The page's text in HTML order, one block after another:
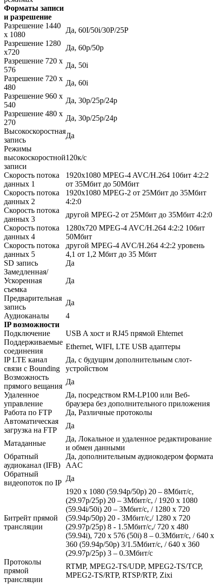
Форматы записи
и разрешение
Разрешение 1440
x 1080
Да, 60I/50i/30P/25P
Разрешение 1280
x720
Да, 60p/50p
Разрешение 720 x
576
Да, 50i
Разрешение 720 x
480
Да, 60i
Разрешение 960 x
540
Да, 30p/25p/24p
Разрешение 480 x
270
Да, 30p/25p/24p
Высокоскоростная
запись
Да
Режимы
высокоскоростной
записи
120к/с
Скорость потока
данных 1
1920x1080 MPEG-4 AVC/H.264 10бит 4:2:2
от 35Мбит до 50Мбит
Скорость потока
данных 2
1920x1080 MPEG-2 от 25Мбит до 35Мбит
4:2:0
Скорость потока
данных 3
другой MPEG-2 от 25Мбит до 35Мбит 4:2:0
Скорость потока
данных 4
1280x720 MPEG-4 AVC/H.264 4:2:2 10бит
50Мбит
Скорость потока
данных 5
другой MPEG-4 AVC/H.264 4:2:2 уровень
4,1 от 1,2 Мбит до 35 Мбит
SD запись
Да
Замедленная/
Ускоренная
съемка
Да
Предварительная
запись
Да
Аудиоканалы
4
IP возможности
Подключение
USB A хост и RJ45 прямой Ehternet
Поддерживаемые
соединения
Ethernet, WIFI, LTE USB адаптеры
IP LTE канал
связи с Bounding
Да, с будущим дополнительным слот-
устройством
Возможность
прямого вещания
Да
Удаленное
управление
Да, посредством RM-LP100 или Веб-
браузера без дополнительного приложения
Работа по FTP
Да, Различные протоколы
Автоматическая
загрузка на FTP
Да
Матаданные
Да, Локальное и удаленное редактирование
и обмен данными
Обратный
аудиоканал (IFB)
Да, дополнительным аудиокодером формата
AAC
Обратный
видеопоток по IP
Да
Битрейт прямой
трансляции
1920 x 1080 (59.94p/50p) 20 – 8Мбит/с,
(29.97p/25p) 20 – 3Мбит/с, / 1920 x 1080
(59.94i/50i) 20 – 3Мбит/с, / 1280 x 720
(59.94p/50p) 20 - 3Мбит/с,/ 1280 x 720
(29.97p/25p) 8 - 1.5Мбит/с,/ 720 x 480
(59.94i), 720 x 576 (50i) 8 – 0.3Мбит/с, / 640 x
360 (59.94p/50p) 3/1.5Мбит/с, / 640 x 360
(29.97p/25p) 3 – 0.3Мбит/с
Протоколы
прямой
трансляции
RTMP, MPEG2-TS/UDP, MPEG2-TS/TCP,
MPEG2-TS/RTP, RTSP/RTP, Zixi